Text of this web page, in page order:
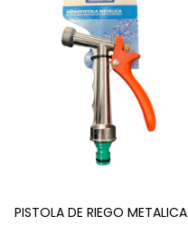
PISTOLA DE RIEGO METALICA